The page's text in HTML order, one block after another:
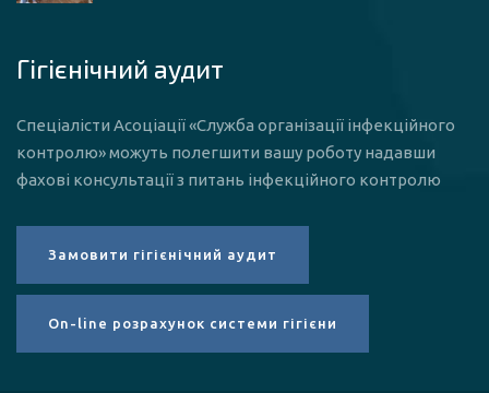
Гігієнічний аудит
Спеціалісти Асоціації «Служба організації інфекційного
контролю» можуть полегшити вашу роботу надавши
фахові консультації з питань інфекційного контролю